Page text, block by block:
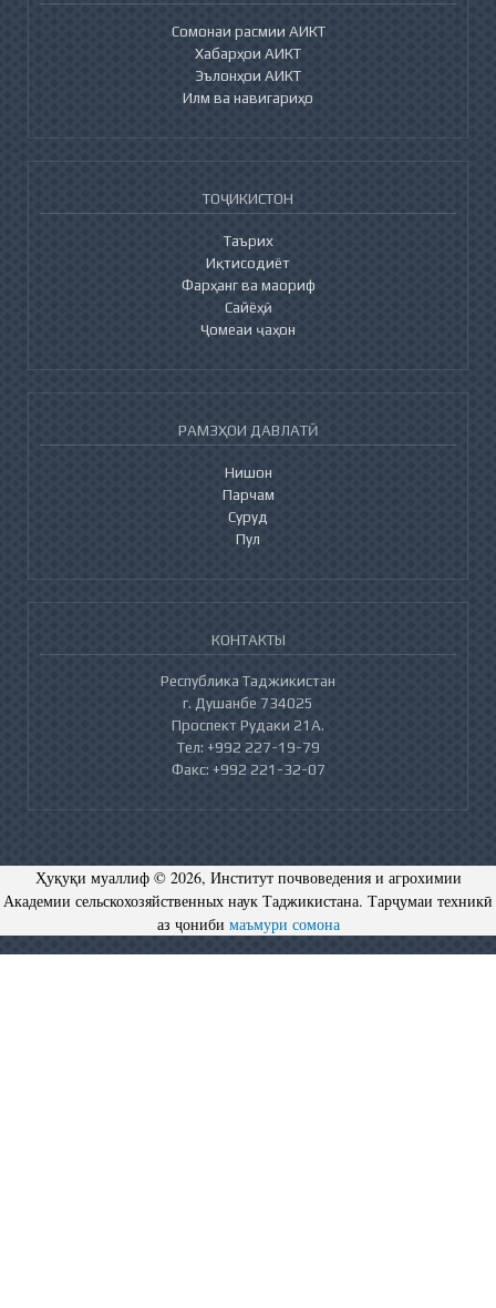
Сомонаи расмии АИКТ
Хабарҳои АИКТ
Эълонҳои АИКТ
Илм ва навигариҳо
ТОҶИКИСТОН
Таърих
Иқтисодиёт
Фарҳанг ва маориф
Сайёҳӣ
Ҷомеаи ҷаҳон
РАМЗҲОИ ДАВЛАТӢ
Нишон
Парчам
Суруд
Пул
КОНТАКТЫ
Республика Таджикистан
г. Душанбе 734025
Проспект Рудаки 21А.
Тел: +992 227-19-79
Факс: +992 221-32-07
Ҳуқуқи муаллиф © 2026, Институт почвоведения и агрохимии
Академии сельскохозяйственных наук Таджикистана. Тарҷумаи техникӣ
аз ҷониби маъмури сомона